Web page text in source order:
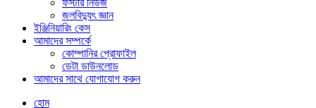
ফস্টার নিউজ
জলবিদ্যুৎ জ্ঞান
ইঞ্জিনিয়ারিং কেস
আমাদের সম্পর্কে
কোম্পানির প্রোফাইল
ডেটা ডাউনলোড
আমাদের সাথে যোগাযোগ করুন
হোম